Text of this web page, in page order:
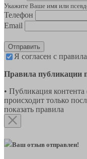
Укажите Ваше имя или
Телефон
Email
Отправить
Я согласен с
Правила публикации
• Публикация
происходит только
показать правила
Ваш отзыв отправлен!